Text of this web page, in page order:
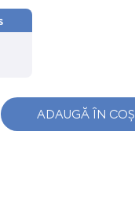
ADAUGĂ ÎN COȘ